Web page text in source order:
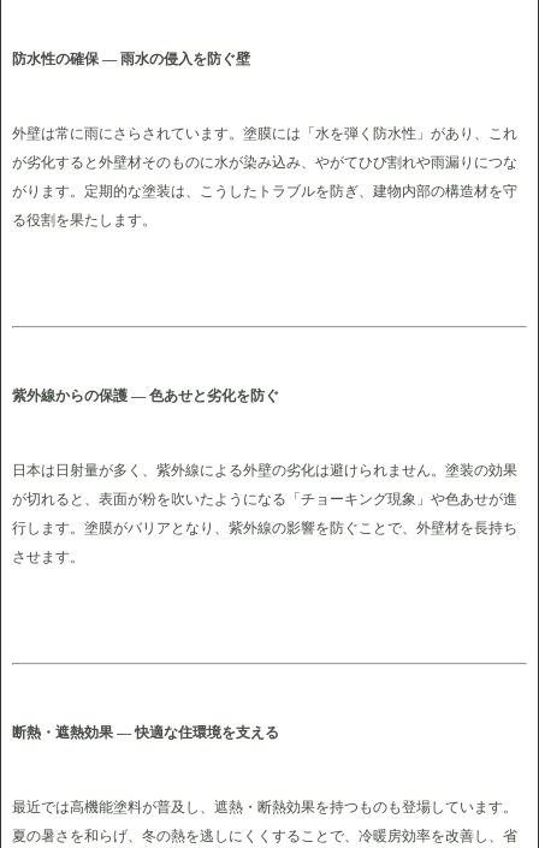
防水性の確保 ― 雨水の侵入を防ぐ壁
外壁は常に雨にさらされています。塗膜には「水を弾く防水性」があり、これ
が劣化すると外壁材そのものに水が染み込み、やがてひび割れや雨漏りにつな
がります。定期的な塗装は、こうしたトラブルを防ぎ、建物内部の構造材を守
る役割を果たします。
紫外線からの保護 ― 色あせと劣化を防ぐ
日本は日射量が多く、紫外線による外壁の劣化は避けられません。塗装の効果
が切れると、表面が粉を吹いたようになる「チョーキング現象」や色あせが進
行します。塗膜がバリアとなり、紫外線の影響を防ぐことで、外壁材を長持ち
させます。
断熱・遮熱効果 ― 快適な住環境を支える
最近では高機能塗料が普及し、遮熱・断熱効果を持つものも登場しています。
夏の暑さを和らげ、冬の熱を逃しにくくすることで、冷暖房効率を改善し、省